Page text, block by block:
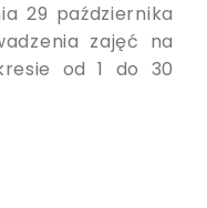
29 października
zajęć na
od 1 do 30